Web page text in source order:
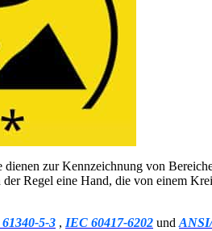
zur Kennzeichnung von
Regel eine Hand, die von einem
5-3 , IEC 60417-6202 und